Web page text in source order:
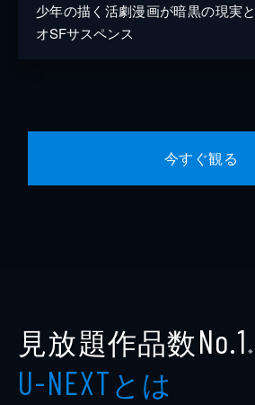
少年の描く活劇漫画が暗黒の現実
オSFサスペンス
今すぐ観る
見放題作品数No.1 ※
U-NEXTとは